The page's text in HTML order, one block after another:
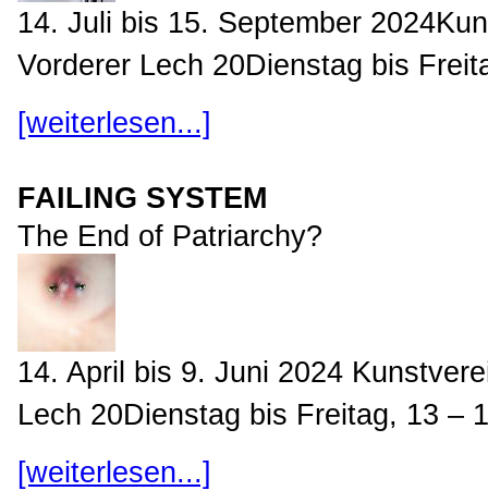
14. Juli bis 15. September
Vorderer Lech 20Dienstag bis
[weiterlesen...]
FAILING SYSTEM
The End of Patriarchy?
14. April bis 9. Juni 2024
Lech 20Dienstag bis Freitag, 13 –
[weiterlesen...]